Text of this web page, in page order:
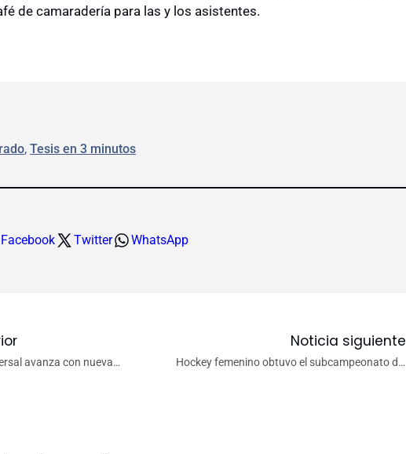
de camaradería para las y los asistentes.
, Tesis en 3 minutos
Facebook Twitter WhatsApp
avanza con nueva
Noticia siguiente
Hockey femenino obtuvo el subcampeonato del